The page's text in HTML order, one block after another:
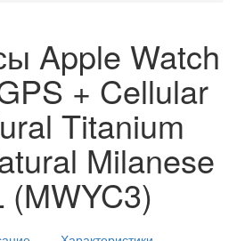
Apple Watch
+ Cellular
Titanium
Milanese
(MWYC3)